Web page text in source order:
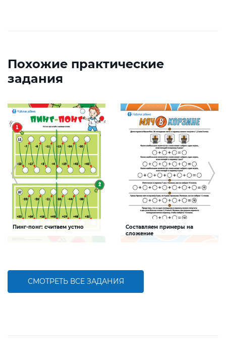
Похожие практические
задания
Пинг-понг: считаем устно
Составляем примеры на
сложение
вычитания
СМОТРЕТЬ ВСЕ ЗАДАНИЯ